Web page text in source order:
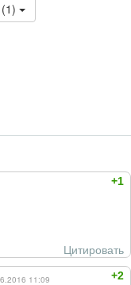
+1
Цитировать
+2
11:09